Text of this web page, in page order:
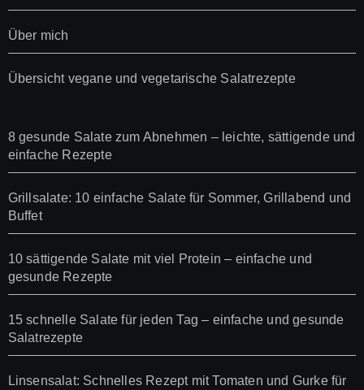
Über mich
Übersicht vegane und vegetarische Salatrezepte
8 gesunde Salate zum Abnehmen – leichte, sättigende und
einfache Rezepte
Grillsalate: 10 einfache Salate für Sommer, Grillabend und
Buffet
10 sättigende Salate mit viel Protein – einfache und
gesunde Rezepte
15 schnelle Salate für jeden Tag – einfache und gesunde
Salatrezepte
Linsensalat: Schnelles Rezept mit Tomaten und Gurke für